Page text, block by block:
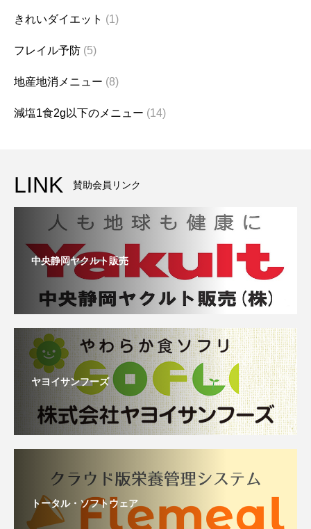
きれいダイエット (1)
フレイル予防 (5)
地産地消メニュー (8)
減塩1食2g以下のメニュー (14)
LINK 賛助会員リンク
中央静岡ヤクルト販売
ヤヨイサンフーズ
トータル・ソフトウェア